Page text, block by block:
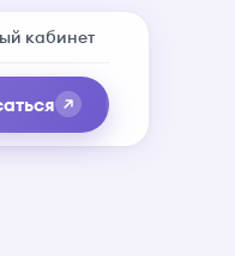
кабинет